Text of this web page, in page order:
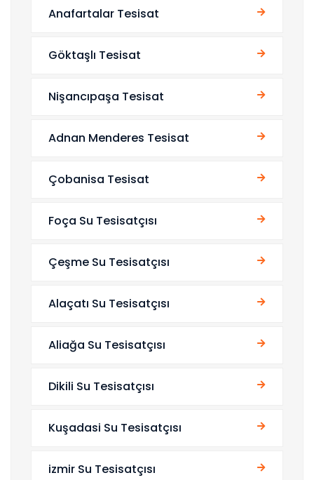
Anafartalar Tesisat
Göktaşlı Tesisat
Nişancıpaşa Tesisat
Adnan Menderes Tesisat
Çobanisa Tesisat
Foça Su Tesisatçısı
Çeşme Su Tesisatçısı
Alaçatı Su Tesisatçısı
Aliağa Su Tesisatçısı
Dikili Su Tesisatçısı
Kuşadasi Su Tesisatçısı
izmir Su Tesisatçısı